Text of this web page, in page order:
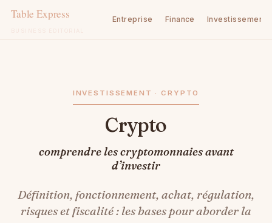
Entreprise Finance Investissement
INVESTISSEMENT · CRYPTO
Crypto
comprendre les cryptomonnaies avant
d’investir
Définition, fonctionnement, achat, régulation,
risques et fiscalité : les bases pour aborder la